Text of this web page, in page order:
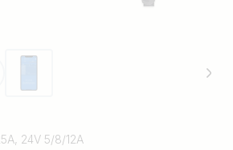
24V 5/8/12A